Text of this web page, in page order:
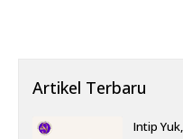
Artikel Terbaru
Intip